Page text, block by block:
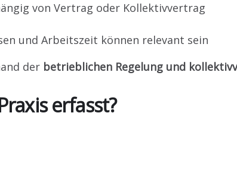
von Vertrag oder Kollektivvertrag
und Arbeitszeit können relevant sein
der betrieblichen Regelung und
erfasst?